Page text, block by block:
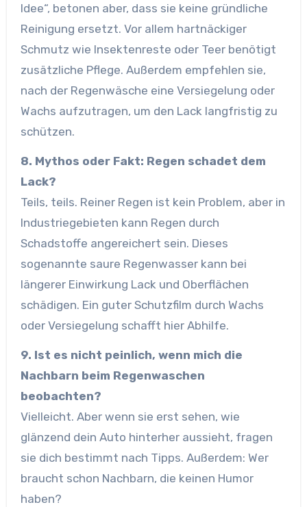
Idee“, betonen aber, dass sie keine gründliche
Reinigung ersetzt. Vor allem hartnäckiger
Schmutz wie Insektenreste oder Teer benötigt
zusätzliche Pflege. Außerdem empfehlen sie,
nach der Regenwäsche eine Versiegelung oder
Wachs aufzutragen, um den Lack langfristig zu
schützen.
8. Mythos oder Fakt: Regen schadet dem
Lack?
Teils, teils. Reiner Regen ist kein Problem, aber in
Industriegebieten kann Regen durch
Schadstoffe angereichert sein. Dieses
sogenannte saure Regenwasser kann bei
längerer Einwirkung Lack und Oberflächen
schädigen. Ein guter Schutzfilm durch Wachs
oder Versiegelung schafft hier Abhilfe.
9. Ist es nicht peinlich, wenn mich die
Nachbarn beim Regenwaschen
beobachten?
Vielleicht. Aber wenn sie erst sehen, wie
glänzend dein Auto hinterher aussieht, fragen
sie dich bestimmt nach Tipps. Außerdem: Wer
braucht schon Nachbarn, die keinen Humor
haben?